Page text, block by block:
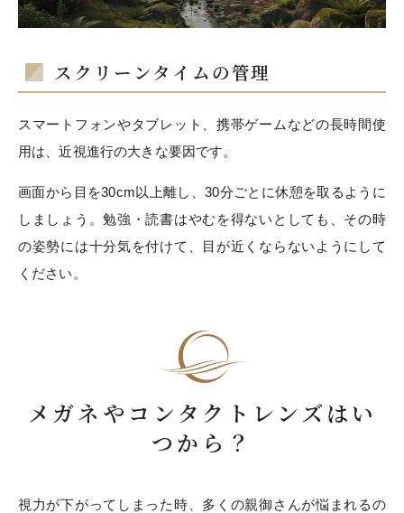
スクリーンタイムの管理
スマートフォンやタブレット、携帯ゲームなどの長時間使
用は、近視進行の大きな要因です。
画面から目を30cm以上離し、30分ごとに休憩を取るように
しましょう。勉強・読書はやむを得ないとしても、その時
の姿勢には十分気を付けて、目が近くならないようにして
ください。
メガネやコンタクトレンズはい
つから？
視力が下がってしまった時、多くの親御さんが悩まれるの